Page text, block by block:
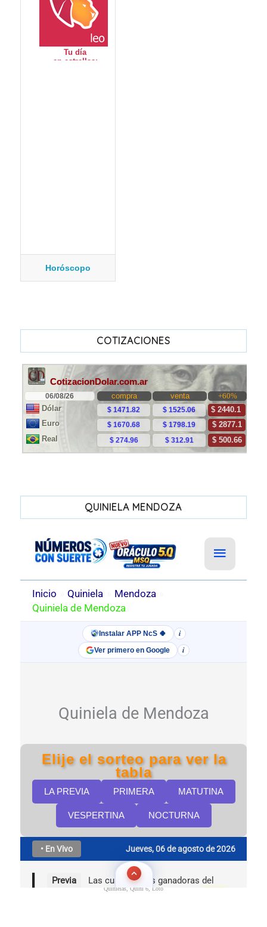
Horóscopo
COTIZACIONES
QUINIELA MENDOZA
Quinielas, Quini 6, Loto